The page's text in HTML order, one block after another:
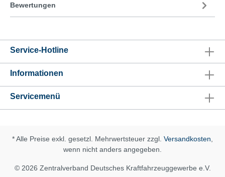
Bewertungen
Service-Hotline
Informationen
Servicemenü
* Alle Preise exkl. gesetzl. Mehrwertsteuer zzgl. Versandkosten
wenn nicht anders angegeben.
© 2026 Zentralverband Deutsches Kraftfahrzeuggewerbe e.V.